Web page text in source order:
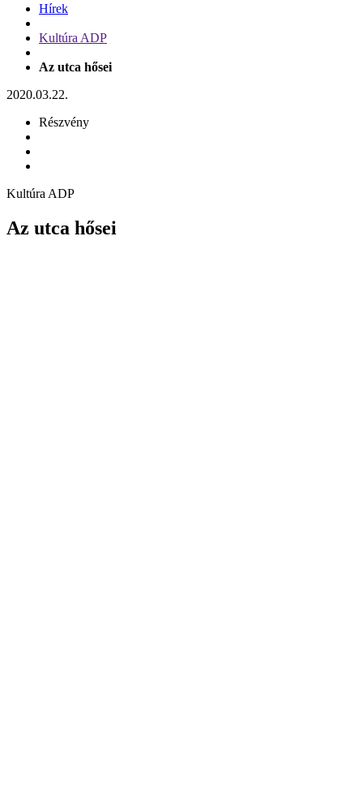
Hírek
Kultúra ADP
Az utca hősei
2020.03.22.
Részvény
Kultúra ADP
Az utca hősei